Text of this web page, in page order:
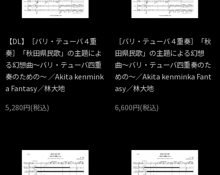
【DL】［バリ・テューバ４重
奏］「秋田県民歌」の主題によ
る幻想曲〜バリ・テューバ四重
奏のための〜 ／Akita kenmink
a Fantasy／林大地
5,280円(税込)
［バリ・テューバ４重奏］「秋
田県民歌」の主題による幻想
曲〜バリ・テューバ四重奏のた
めの〜／Akita kenminka Fant
asy／林大地
6,600円(税込)